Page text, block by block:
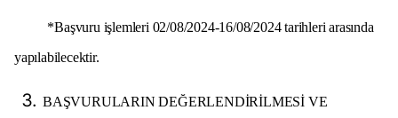
*Başvuru işlemleri 02/08/2024-16/08/2024 tarihleri arasında
yapılabilecektir.
BAŞVURULARIN DEĞERLENDİRİLMESİ VE